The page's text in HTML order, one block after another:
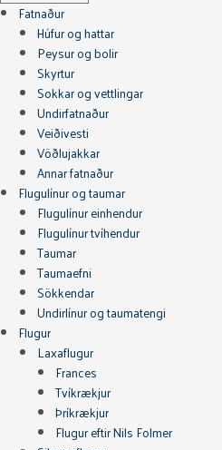
Fatnaður
Húfur og hattar
Peysur og bolir
Skyrtur
Sokkar og vettlingar
Undirfatnaður
Veiðivesti
Vöðlujakkar
Annar fatnaður
Flugulínur og taumar
Flugulínur einhendur
Flugulínur tvíhendur
Taumar
Taumaefni
Sökkendar
Undirlínur og taumatengi
Flugur
Laxaflugur
Frances
Tvíkrækjur
Þríkrækjur
Flugur eftir Nils Folmer